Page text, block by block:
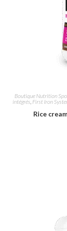
Boutique Nutrition
intégrés, First Iron
Rice